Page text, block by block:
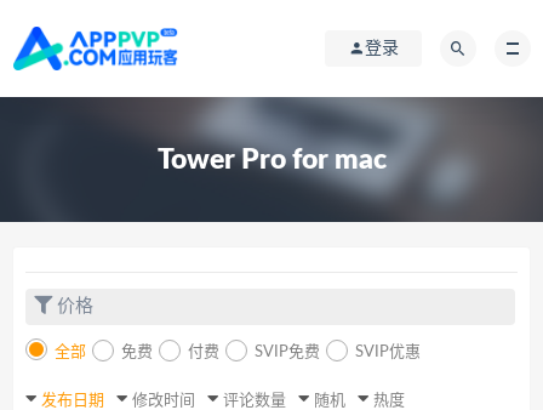
登录
Tower Pro for mac
价格
全部 免费 付费 SVIP免费 SVIP优惠
发布日期 修改时间 评论数量 随机 热度